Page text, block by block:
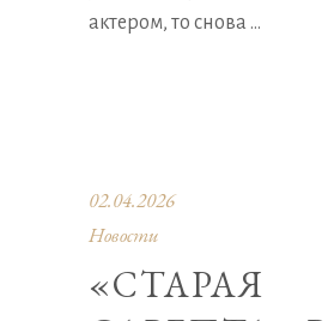
актером, то снова
02.04.2026
Новости
«СТАРАЯ